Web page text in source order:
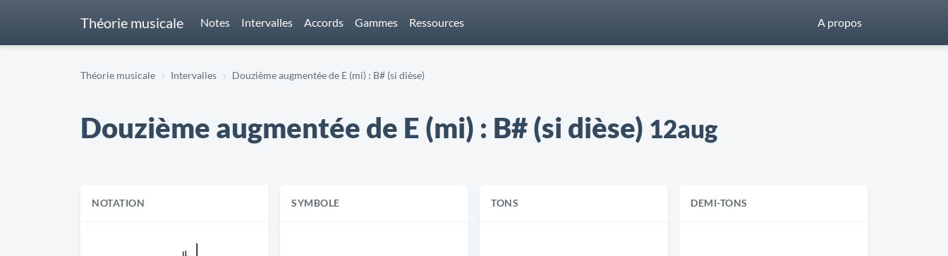
Théorie musicale Notes Intervalles Accords Gammes Ressources A propos
Théorie musicale Intervalles Douzième augmentée de E (mi) : B# (si dièse)
Douzième augmentée de E (mi) : B# (si dièse) 12aug
NOTATION SYMBOLE TONS DEMI-TONS